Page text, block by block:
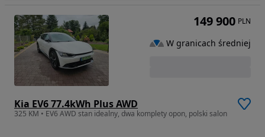
Kia EV6 77.4kWh Plus AWD
325 KM • EV6 AWD stan idealny, dwa komplety opon, polski salon
149 900 PLN
W granicach średniej